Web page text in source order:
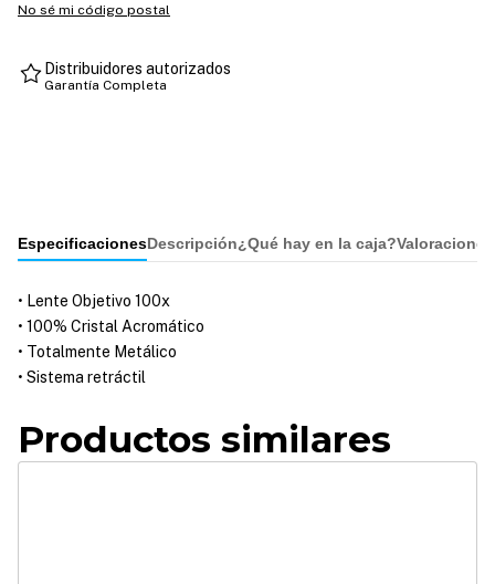
No sé mi código postal
Distribuidores autorizados
Garantía Completa
EspecificacionesDescripción¿Qué hay en la caja?
• Lente Objetivo 100x
• 100% Cristal Acromático
• Totalmente Metálico
• Sistema retráctil
Productos similares